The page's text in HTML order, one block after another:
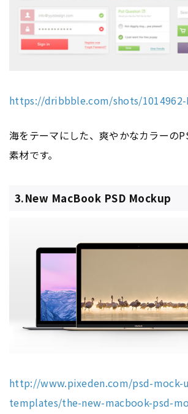
https://dribbble.com/shots/1014962-
海をテーマにした、爽やかなカラーの
素材です。
3.New MacBook PSD Mockup
http://www.pixeden.com/psd-mock-
templates/the-new-macbook-psd-